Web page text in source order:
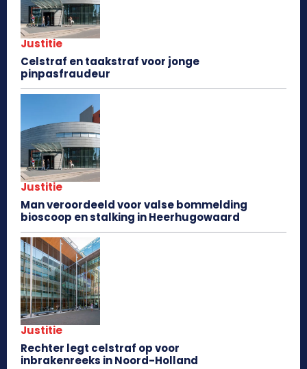
Justitie
Celstraf en taakstraf voor jonge
pinpasfraudeur
Justitie
Man veroordeeld voor valse bommelding
bioscoop en stalking in Heerhugowaard
Justitie
Rechter legt celstraf op voor
inbrakenreeks in Noord-Holland